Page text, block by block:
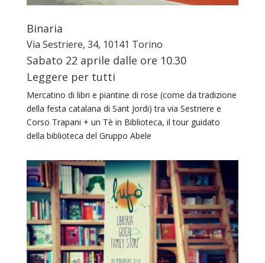
Binaria
Via Sestriere, 34, 10141 Torino
Sabato 22 aprile dalle ore 10.30
Leggere per tutti
Mercatino di libri e piantine di rose (come da tradizione
della festa catalana di Sant Jordi) tra via Sestriere e
Corso Trapani + un Tè in Biblioteca, il tour guidato
della biblioteca del Gruppo Abele